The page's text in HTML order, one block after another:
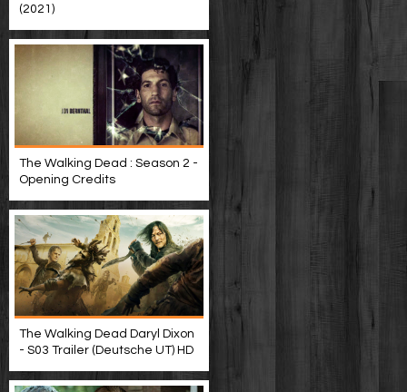
(2021)
The Walking Dead : Season 2 -
Opening Credits
The Walking Dead Daryl Dixon
- S03 Trailer (Deutsche UT) HD